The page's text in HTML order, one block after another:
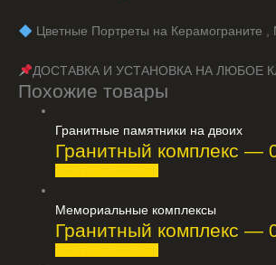
Цветные Портреты на Керамограните ,
ДОСТАВКА И УСТАНОВКА НА ЛЮБОЕ
Похожие товары
Гранитные памятники на двоих
Гранитный комплекс —
Мемориальные комплексы
Гранитный комплекс —